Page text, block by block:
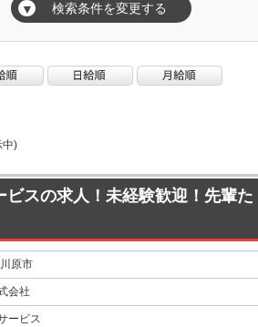
▼ 検索条件を変更する
中)
スの求人！未経験歓迎！先輩た
原市
会社
ービス